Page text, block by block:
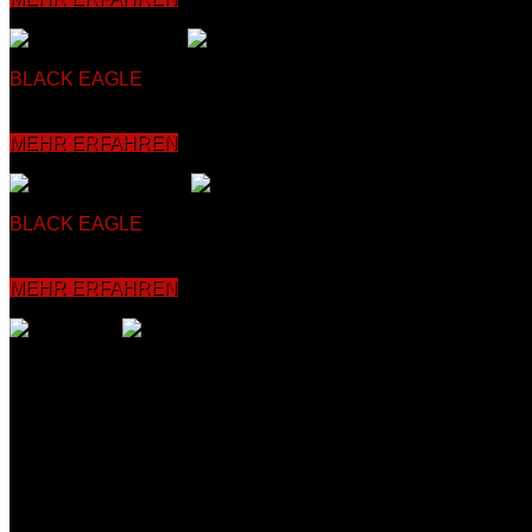
BLACK EAGLE
MEHR ERFAHREN
BLACK EAGLE
MEHR ERFAHREN